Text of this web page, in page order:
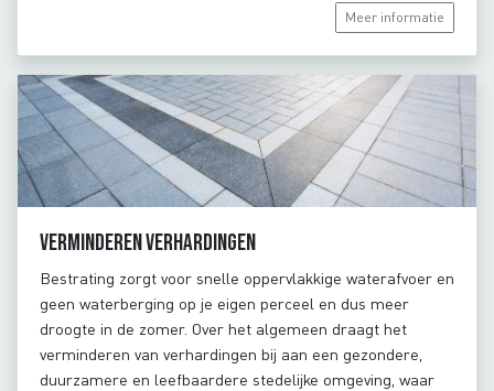
Meer informatie
Verminderen verhardingen
Bestrating zorgt voor snelle oppervlakkige waterafvoer en
geen waterberging op je eigen perceel en dus meer
droogte in de zomer. Over het algemeen draagt het
verminderen van verhardingen bij aan een gezondere,
duurzamere en leefbaardere stedelijke omgeving, waar